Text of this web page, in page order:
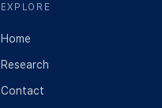
EXPLORE
Home
Research
Contact